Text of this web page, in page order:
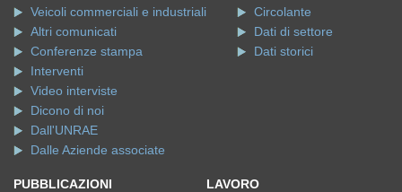
Veicoli commerciali e industriali
Altri comunicati
Conferenze stampa
Interventi
Video interviste
Dicono di noi
Dall'UNRAE
Dalle Aziende associate
Circolante
Dati di settore
Dati storici
PUBBLICAZIONI LAVORO